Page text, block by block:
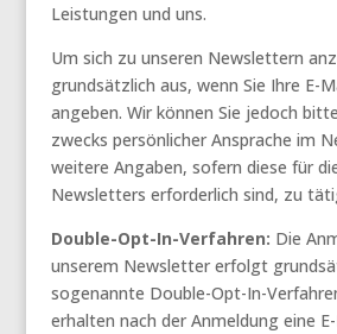
Leistungen und uns.
Um sich zu unseren Newslettern
grundsätzlich aus, wenn Sie Ihre E-
angeben. Wir können Sie jedoch
zwecks persönlicher Ansprache im
weitere Angaben, sofern diese für
Newsletters erforderlich sind, zu
Double-Opt-In-Verfahren: Die
unserem Newsletter erfolgt
sogenannte Double-Opt-In-
erhalten nach der Anmeldung eine